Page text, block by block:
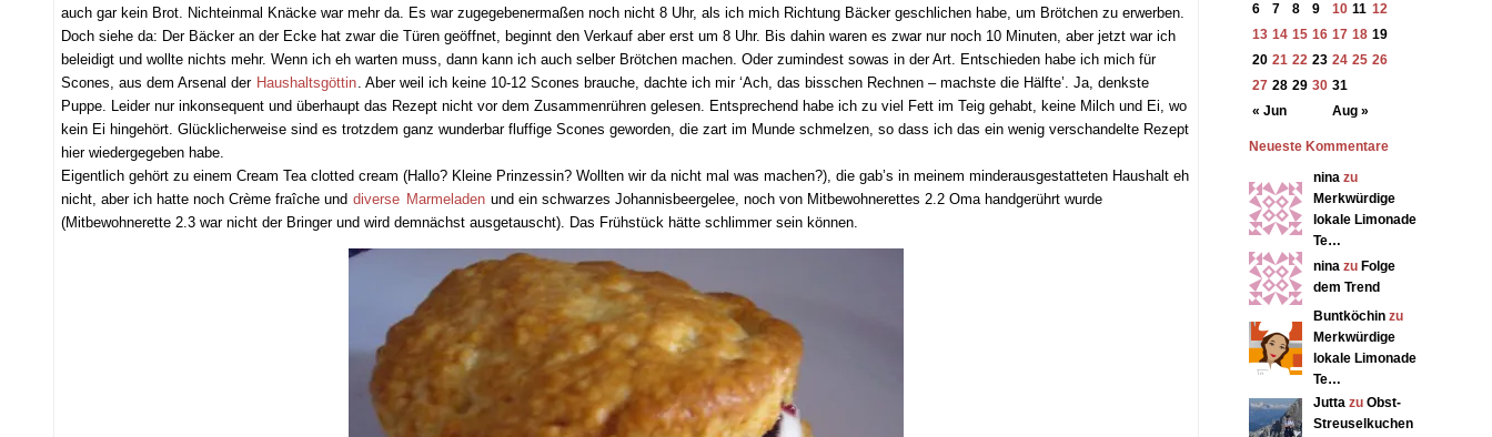
auch gar kein Brot. Nichteinmal Knäcke war mehr da. Es war zugegebenermaßen noch nicht 8 Uhr, als ich mich Richtung Bäcker geschlichen habe, um Brötchen zu erwerben.
Doch siehe da: Der Bäcker an der Ecke hat zwar die Türen geöffnet, beginnt den Verkauf aber erst um 8 Uhr. Bis dahin waren es zwar nur noch 10 Minuten, aber jetzt war ich
beleidigt und wollte nichts mehr. Wenn ich eh warten muss, dann kann ich auch selber Brötchen machen. Oder zumindest sowas in der Art. Entschieden habe ich mich für
Scones, aus dem Arsenal der Haushaltsgöttin. Aber weil ich keine 10-12 Scones brauche, dachte ich mir ‘Ach, das bisschen Rechnen – machste die Hälfte’. Ja, denkste
Puppe. Leider nur inkonsequent und überhaupt das Rezept nicht vor dem Zusammenrühren gelesen. Entsprechend habe ich zu viel Fett im Teig gehabt, keine Milch und Ei, wo
kein Ei hingehört. Glücklicherweise sind es trotzdem ganz wunderbar fluffige Scones geworden, die zart im Munde schmelzen, so dass ich das ein wenig verschandelte Rezept
hier wiedergegeben habe.
Eigentlich gehört zu einem Cream Tea clotted cream (Hallo? Kleine Prinzessin? Wollten wir da nicht mal was machen?), die gab’s in meinem minderausgestatteten Haushalt eh
nicht, aber ich hatte noch Crème fraîche und diverse Marmeladen und ein schwarzes Johannisbeergelee, noch von Mitbewohnerettes 2.2 Oma handgerührt wurde
(Mitbewohnerette 2.3 war nicht der Bringer und wird demnächst ausgetauscht). Das Frühstück hätte schlimmer sein können.
« Jun Aug »
6
7 8 9 10 11 12
13 14 15 16 17 18 19
20 21 22 23 24 25 26
27 28 29 30 31
Neueste Kommentare
nina zu
Merkwürdige
lokale Limonade
Te…
nina zu Folge
dem Trend
Buntköchin zu
Merkwürdige
lokale Limonade
Te…
Jutta zuObst-
Streuselkuchen